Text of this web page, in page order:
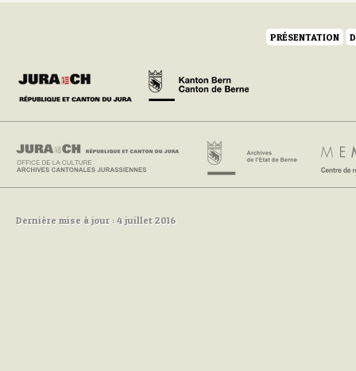
PRÉSENTATION
Dernière mise à jour : 4 juillet 2016